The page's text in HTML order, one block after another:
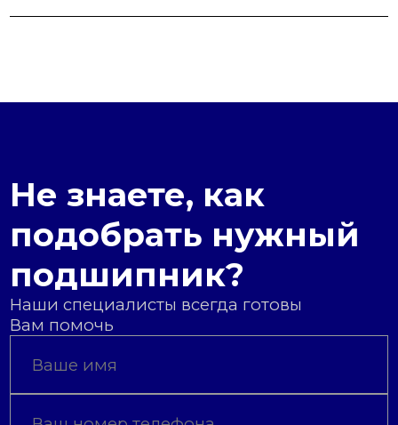
Не знаете, как
подобрать нужный
подшипник?
Наши специалисты всегда готовы
Вам помочь